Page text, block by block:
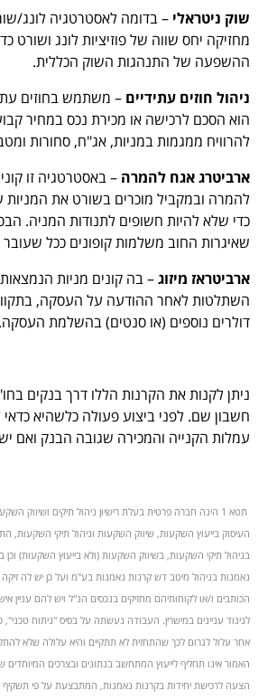
שוק ניטראלי – בדומה לאסטרטגיה לונג/
מחזיקה יחס שווה של פוזיציות לונג ושורט
ההשפעה של התנהגות השוק הכללית.
ניהול חוזים עתידיים – משתמש בחוזים
הוא הסכם לרכישה או מכירת נכס במחיר
להרוויח ממגמות במניות, אג"ח, סחורות
ארביטרג אגח להמרה – באסטרטגיה זו
להמרה ובמקביל מוכרים בשורט את
כדי שלא להיות חשופים לתנודות המניה.
שאיגרות החוב משלמות קופונים ככל שעובר
ארביטראז מיזוג– בה קונים מניות
השתלטות לאחר ההודעה על העסקה,
דולרים נוספים (או סנטים) בהשלמת העסקה.
ניתן לקנות את הקרנות הללו דרך בנקים
חשבון שם. לפני ביצוע פעולה כלשהיא
עמלות הקנייה והמכירה שגובה הבנק ואם
תטא 1 הינה חברה פרטית בעלת רישיון ניהול תיקים
בניהול תיקי השקעות, בשיווק השקעות (ולא בייעוץ השקעות)
נאמנות בניהול מיטב דש קרנות נאמנות בע"מ ועל כן יש לה
הכותבים ו/או לקוחותיהם מחזיקים בנכסים הנ"ל ויש להם עניין
לניגוד עניינים במישרין. העבודה נעשתה על בסיס "ניתוח טכני",
אחר עלול לגרום לכך שהתחזית לא תתקיים והיא עלולה שלא
האמור אינו תחליף לייעוץ המתחשב בנתונים ובצרכים המיוחדים
הצעה לרכישת יחידות בקרנות נאמנות, המתבצעת על פי תשקיף